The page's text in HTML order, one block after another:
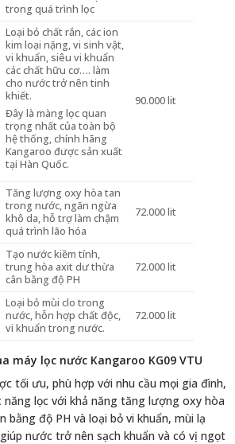
trong quá trình lọc
Loại bỏ chất rắn, các ion
kim loại nặng, vi sinh vật,
vi khuẩn, siêu vi khuẩn
các chất hữu cơ…. làm
cho nước trở nên tinh
khiết.
Đây là màng lọc quan
trọng nhất của toàn bộ
hệ thống, chính hãng
Kangaroo được sản xuất
tại Hàn Quốc.
90.000 lit
Tăng lượng oxy hòa tan
trong nước, ngăn ngừa
khô da, hỗ trợ làm chậm
quá trình lão hóa
72.000 lit
Tạo nước kiềm tính,
trung hòa axit dư thừa
cân bằng độ PH
72.000 lit
Loại bỏ mùi clo trong
nước, hỗn hợp chất độc,
vi khuẩn trong nước.
72.000 lit
máy lọc nước Kangaroo KG09 VTU
tối ưu, phù hợp với nhu cầu mọi gia đình,
lọc với khả năng tăng lượng oxy hòa
bằng độ PH và loại bỏ vi khuẩn, mùi lạ
nước trở nên sạch khuẩn và có vị ngọt